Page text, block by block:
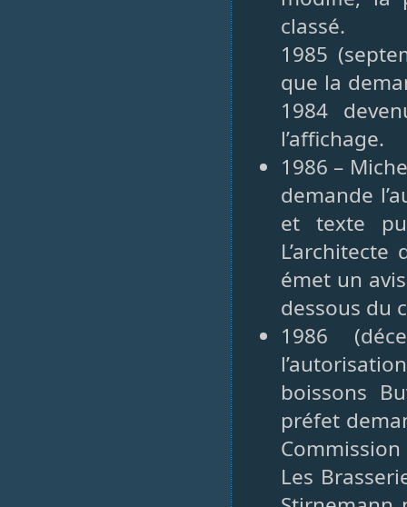
classé.
1985
que la
1984
l’affichage.
1986 –
demande
et texte
émet un
dessous du
1986
boissons
préfet
Les